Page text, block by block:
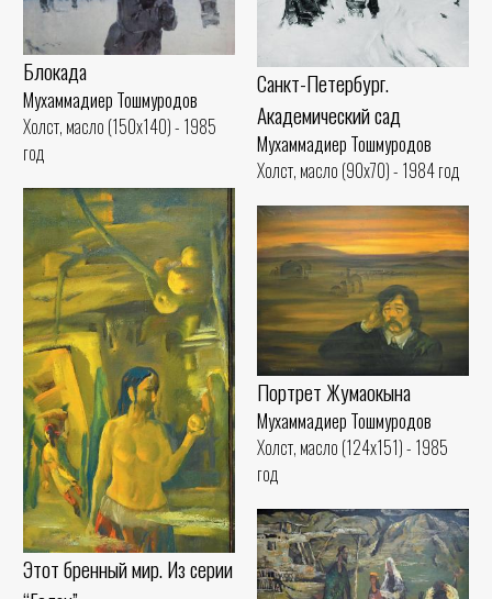
Санкт-Петербург.
Академический сад
Мухаммадиер Тошмуродов
Холст, масло (90x70) - 1984 год
Блокада
Мухаммадиер Тошмуродов
Холст, масло (150x140) - 1985
год
Этот бренный мир. Из серии
Портрет Жумаокына
Мухаммадиер Тошмуродов
Холст, масло (124x151) - 1985
год